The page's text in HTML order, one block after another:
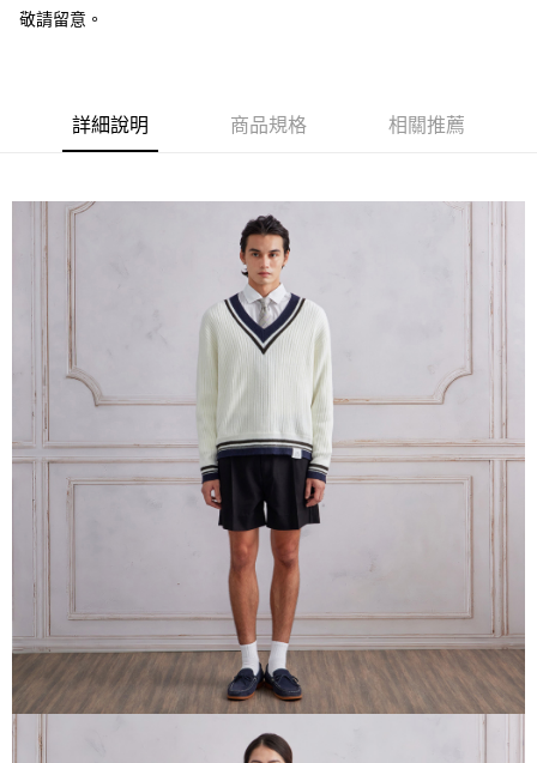
每筆NT$120，滿NT$3,000(含以上)免運費
敬請留意。
詳細說明 商品規格 相關推薦